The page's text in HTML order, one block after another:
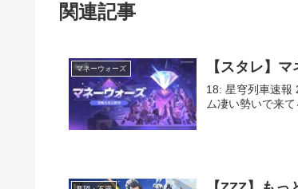
関連記事
マネーウォーズ 【スタレ】
18: 星穹列車速報
ム凄い勢いで来